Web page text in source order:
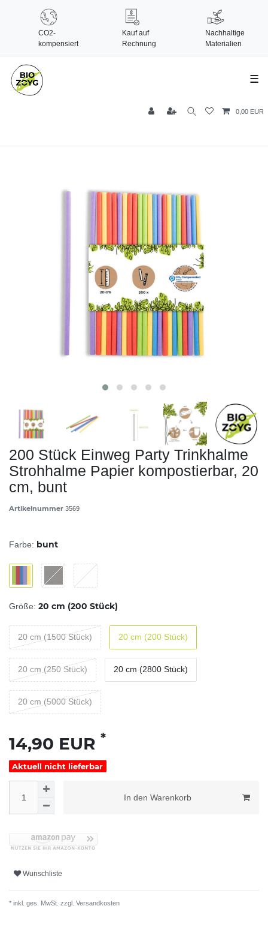
CO2-
kompensiert
Kauf auf
Rechnung
Nachhaltige
Materialien
☰
0,00 EUR
200 Stück Einweg Party Trinkhalme
Strohhalme Papier kompostierbar, 20
cm, bunt
Artikelnummer 3569
Farbe: bunt
Größe: 20 cm (200 Stück)
20 cm (1500 Stück) 20 cm (200 Stück)
20 cm (250 Stück) 20 cm (2800 Stück)
20 cm (5000 Stück)
14,90 EUR *
Aktuell nicht lieferbar
In den Warenkorb
Wunschliste
* inkl. ges. MwSt. zzgl. Versandkosten